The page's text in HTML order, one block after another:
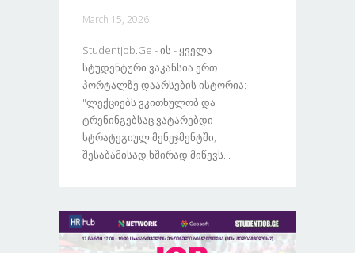
March 15, 2026
Studentjob.ge - Ის - Ყველა
Სტუდენტური Ვაკანსია Ერთ
Პორტალზე Დაარსების Ისტორია:
"ლექციებს Ვკითხულობ Და
Ტრენინგებსაც Ვატარებდი
Სტრატეგიულ Მენეჯმენტში,
Შესაბამისად Ხშირად Მიწევს...